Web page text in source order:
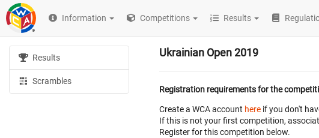
Information Competitions Results
Results
Scrambles
Ukrainian Open 2019
Registration requirements for the
Create a WCA account here if you don't
If this is not your first competition,
Register for this competition below.